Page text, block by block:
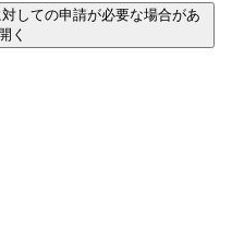
しての申請が必要な場合があ
開く